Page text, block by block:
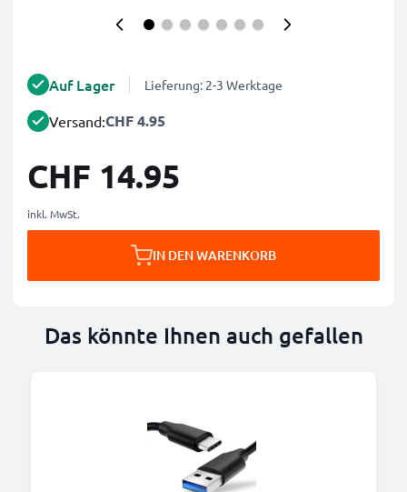
Auf Lager Lieferung: 2-3 Werktage
Versand:CHF 4.95
CHF 14.95
inkl. MwSt.
IN DEN WARENKORB
Das könnte Ihnen auch gefallen